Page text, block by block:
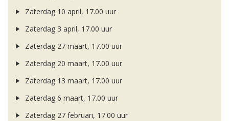
Zaterdag 10 april, 17.00 uur
Zaterdag 3 april, 17.00 uur
Zaterdag 27 maart, 17.00 uur
Zaterdag 20 maart, 17.00 uur
Zaterdag 13 maart, 17.00 uur
Zaterdag 6 maart, 17.00 uur
Zaterdag 27 februari, 17.00 uur